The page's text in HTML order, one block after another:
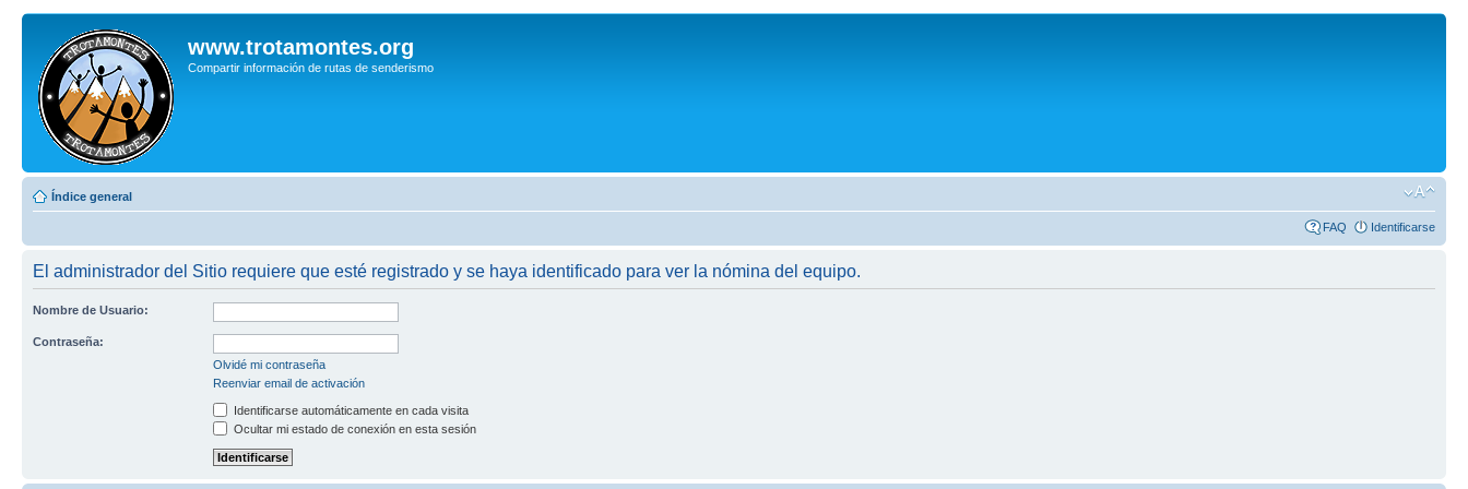
www.trotamontes.org
Compartir información de rutas de senderismo
Índice general
FAQ Identificarse
El administrador del Sitio requiere que esté registrado y se haya identificado para ver la nómina del equipo.
Nombre de Usuario:
Contraseña:
Olvidé mi contraseña
Reenviar email de activación
Identificarse automáticamente en cada visita
Ocultar mi estado de conexión en esta sesión